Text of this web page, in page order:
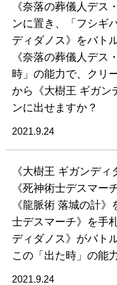
《奈落の葬儀人デス
ンに置き、「フシギ
ディダノス》をバト
《奈落の葬儀人デス
時」の能力で、クリ
から《大樹王 ギガン
ンに出せますか？
2021.9.24
《大樹王 ギガンデ
《死神術士デスマー
《龍脈術 落城の計
士デスマーチ》を手
ディダノス》がバト
この「出た時」の能
2021.9.24